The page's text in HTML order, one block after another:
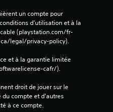
un compte pour
d’utilisation et à la
(playstation.com/fr-
legal/privacy-policy).
et à la garantie limitée
cafr/).
droit de jouer sur le
compte et d'autres
à ce compte.